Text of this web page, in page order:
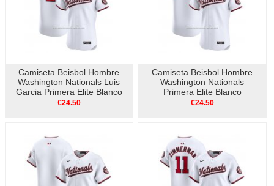
Camiseta Beisbol Hombre
Washington Nationals Luis
Garcia Primera Elite Blanco
€24.50
Camiseta Beisbol Hombre
Washington Nationals
Primera Elite Blanco
€24.50